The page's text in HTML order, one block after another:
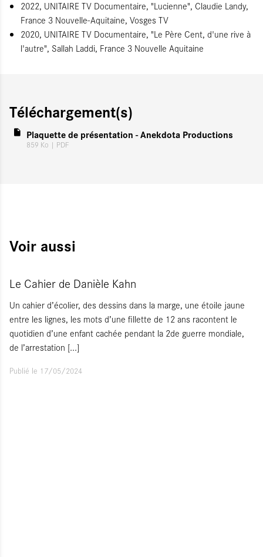
2022, UNITAIRE TV Documentaire, "Lucienne", Claudie Landy,
France 3 Nouvelle-Aquitaine, Vosges TV
2020, UNITAIRE TV Documentaire, "Le Père Cent, d'une rive à
l'autre", Sallah Laddi, France 3 Nouvelle Aquitaine
Téléchargement(s)
Plaquette de présentation - Anekdota Productions
859 Ko | PDF
Voir aussi
Le Cahier de Danièle Kahn
Un cahier d’écolier, des dessins dans la marge, une étoile jaune
entre les lignes, les mots d’une fillette de 12 ans racontent le
quotidien d’une enfant cachée pendant la 2de guerre mondiale,
de l’arrestation [...]
Publié le 17/05/2024